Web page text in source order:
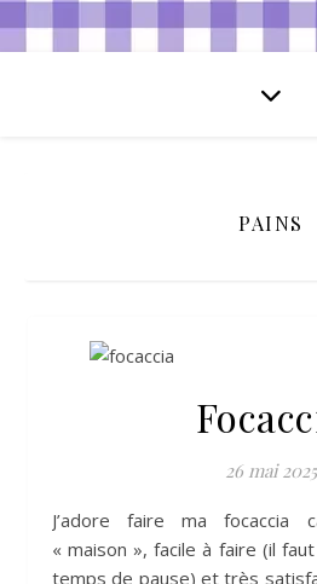
PAINS
26 mai 2025
J’adore faire ma focaccia car c’est très bon
« maison », facile à faire (il
temps de pause) et très